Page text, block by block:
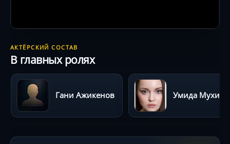
АКТЁРСКИЙ СОСТАВ
В главных ролях
Гани Ажикенов